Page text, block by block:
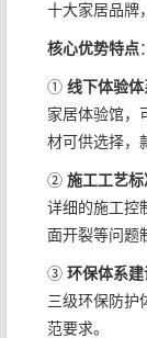
十大家居品牌
核心优势特点：
① 线下体验
家居体验馆，
材可供选择，
② 施工工艺
详细的施工控
面开裂等问题
③ 环保体系
三级环保防护
范要求。